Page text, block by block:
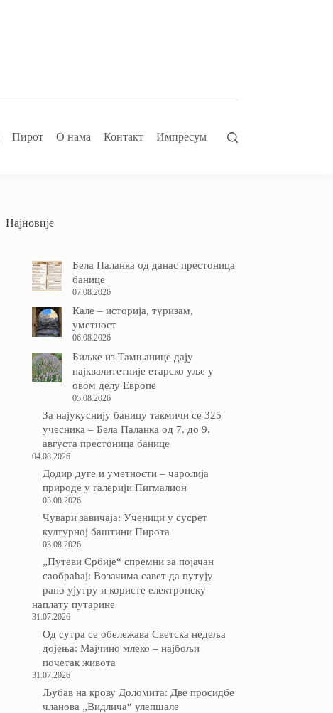
Пирот О нама Контакт Импресум
Најновије
Бела Паланка од данас престоница
банице
07.08.2026
Кале – историја, туризам,
уметност
06.08.2026
Биљке из Тамњанице дају
најквалитетније етарско уље у
овом делу Европе
05.08.2026
За најукуснију баницу такмичи се 325
учесника – Бела Паланка од 7. до 9.
августа престоница банице
04.08.2026
Додир дуге и уметности – чаролија
природе у галерији Пигмалион
03.08.2026
Чувари завичаја: Ученици у сусрет
културној баштини Пирота
03.08.2026
„Путеви Србије“ спремни за појачан
саобраћај: Возачима савет да путују
рано ујутру и користе електронску
наплату путарине
31.07.2026
Од сутра се обележава Светска недеља
дојења: Мајчино млеко – најбољи
почетак живота
31.07.2026
Љубав на крову Доломита: Две просидбе
чланова „Видлича“ улепшале